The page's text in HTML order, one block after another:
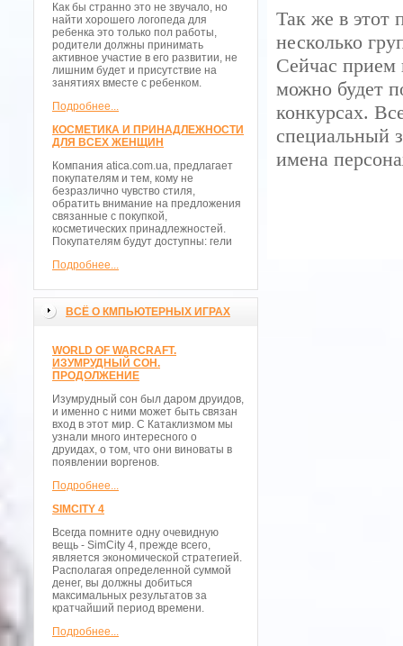
Как бы странно это не звучало, но
найти хорошего логопеда для
ребенка это только пол работы,
родители должны принимать
активное участие в его развитии, не
лишним будет и присутствие на
занятиях вместе с ребенком.
Подробнее...
КОСМЕТИКА И ПРИНАДЛЕЖНОСТИ
ДЛЯ ВСЕХ ЖЕНЩИН
Компания atica.com.ua, предлагает
покупателям и тем, кому не
безразлично чувство стиля,
обратить внимание на предложения
связанные с покупкой,
косметических принадлежностей.
Покупателям будут доступны: гели
Подробнее...
ВСЁ О КМПЬЮТЕРНЫХ ИГРАХ
WORLD OF WARCRAFT.
ИЗУМРУДНЫЙ СОН.
ПРОДОЛЖЕНИЕ
Изумрудный сон был даром друидов,
и именно с ними может быть связан
вход в этот мир. С Катаклизмом мы
узнали много интересного о
друидах, о том, что они виноваты в
появлении воргенов.
Подробнее...
SIMCITY 4
Всегда помните одну очевидную
вещь - SimCity 4, прежде всего,
является экономической стратегией.
Располагая определенной суммой
денег, вы должны добиться
максимальных результатов за
кратчайший период времени.
Подробнее...
Так же в этот
несколько
Сейчас прием
можно будет
конкурсах.
специальный
имена